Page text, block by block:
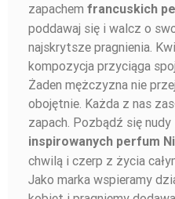
zapachem francuskich
poddawaj się i walcz o
najskrytsze pragnienia.
kompozycja przyciąga
Żaden mężczyzna nie
obojętnie. Każda z nas
zapach. Pozbądź się
inspirowanych perfum
chwilą i czerp z życia
Jako marka wspieramy